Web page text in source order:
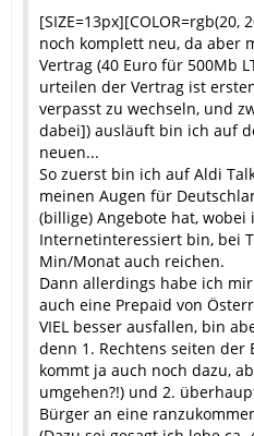
[SIZE=13px][COLOR=rgb(20,
noch komplett neu, da aber
Vertrag (40 Euro für 500Mb
urteilen der Vertrag ist
verpasst zu wechseln, und
dabei]) ausläuft bin ich auf
neuen...
So zuerst bin ich auf Aldi
meinen Augen für
(billige) Angebote hat,
Internetinteressiert bin, bei
Min/Monat auch reichen.
Dann allerdings habe ich
auch eine Prepaid von
VIEL besser ausfallen, bin
denn 1. Rechtens seiten der
kommt ja auch noch dazu,
umgehen?!) und 2.
Bürger an eine